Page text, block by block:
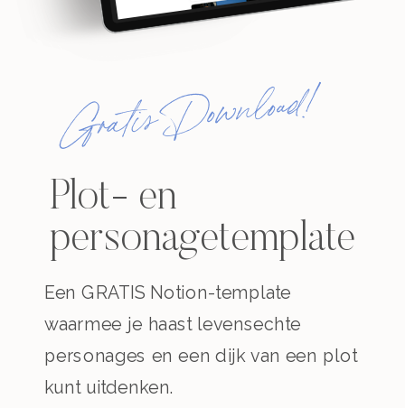
Een GRATIS Notion-template
waarmee je haast levensechte
personages en een dijk van een plot
kunt uitdenken.
Plot- en
personagetemplate
Gratis Download!